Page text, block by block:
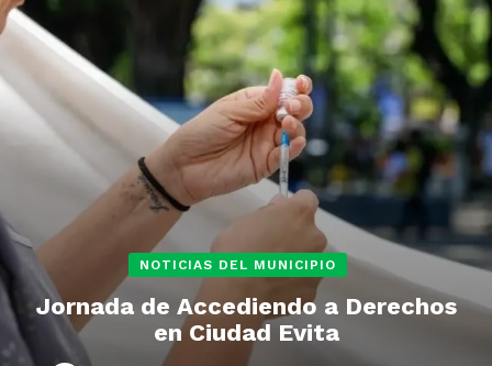
NOTICIAS DEL MUNICIPIO
Jornada de Accediendo a Derechos
en Ciudad Evita